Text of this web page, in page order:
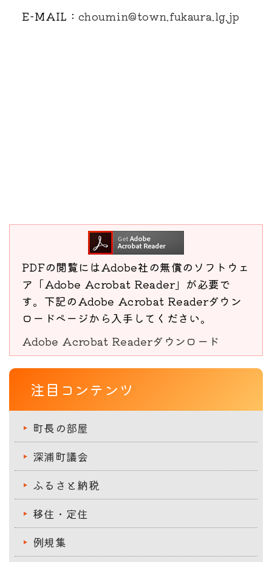
E-MAIL： choumin@town.fukaura.lg.jp
PDFの閲覧にはAdobe社の無償のソフトウェ
ア「Adobe Acrobat Reader」が必要で
す。下記のAdobe Acrobat Readerダウン
ロードページから入手してください。
Adobe Acrobat Readerダウンロード
注目コンテンツ
町長の部屋
深浦町議会
ふるさと納税
移住・定住
例規集